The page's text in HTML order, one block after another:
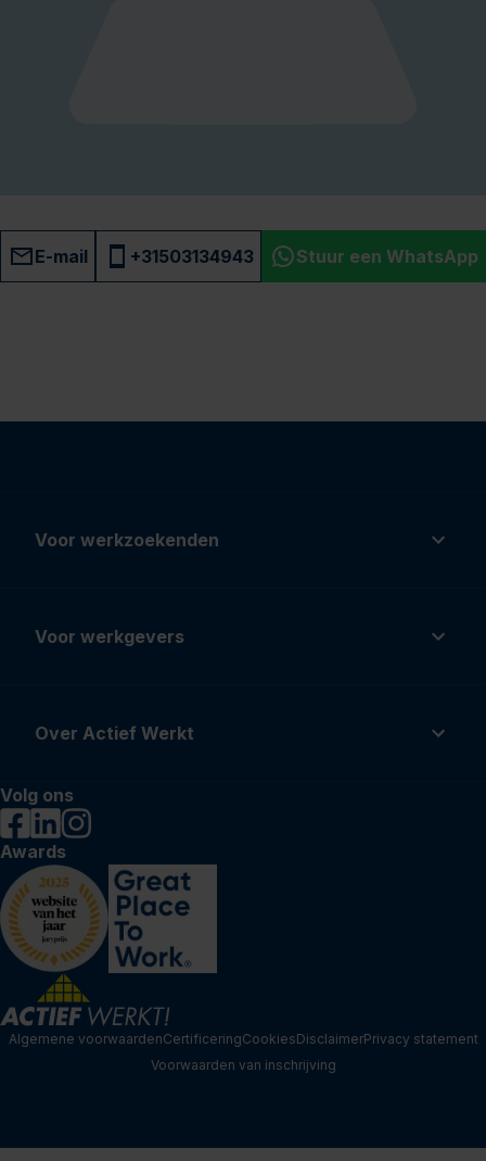
E-mail +31503134943 Stuur een WhatsApp
Voor werkzoekenden
Voor werkgevers
Over Actief Werkt
Volg ons
Awards
Algemene voorwaardenCertificeringCookiesDisclaimerPrivacy statement
Voorwaarden van inschrijving